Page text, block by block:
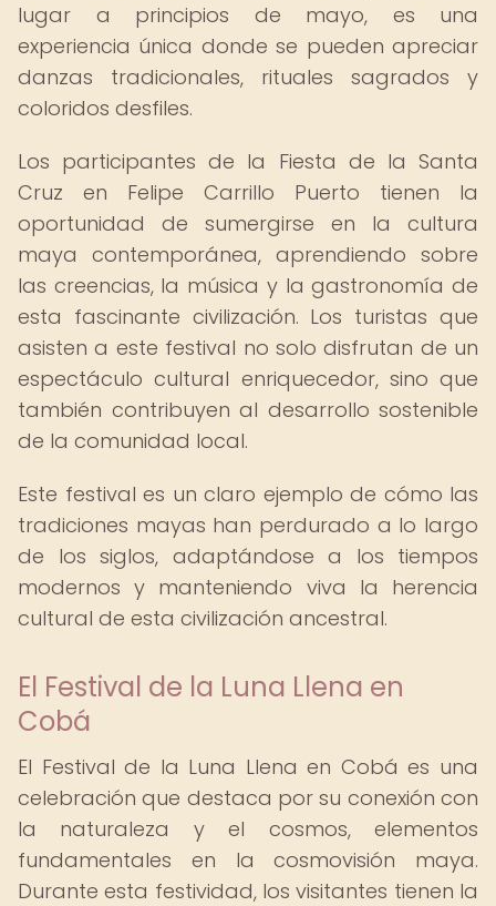
lugar a principios de mayo, es una
experiencia única donde se pueden apreciar
danzas tradicionales, rituales sagrados y
coloridos desfiles.
Los participantes de la Fiesta de la Santa
Cruz en Felipe Carrillo Puerto tienen la
oportunidad de sumergirse en la cultura
maya contemporánea, aprendiendo sobre
las creencias, la música y la gastronomía de
esta fascinante civilización. Los turistas que
asisten a este festival no solo disfrutan de un
espectáculo cultural enriquecedor, sino que
también contribuyen al desarrollo sostenible
de la comunidad local.
Este festival es un claro ejemplo de cómo las
tradiciones mayas han perdurado a lo largo
de los siglos, adaptándose a los tiempos
modernos y manteniendo viva la herencia
cultural de esta civilización ancestral.
El Festival de la Luna Llena en
Cobá
El Festival de la Luna Llena en Cobá es una
celebración que destaca por su conexión con
la naturaleza y el cosmos, elementos
fundamentales en la cosmovisión maya.
Durante esta festividad, los visitantes tienen la